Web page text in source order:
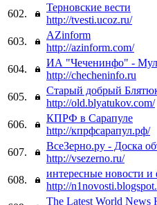
602.
Терновские вести
http://tvesti.ucoz.ru/
603.
AZinform
http://azinform.com/
604.
ИА "Чеченинфо" -
http://checheninfo.ru
605.
Старый добрый
http://old.blyatukov.com/
606.
КПРФ в Сарапуле
http://кпрфсарапул.рф/
607.
ВсеЗерно.ру - Доска
http://vsezerno.ru/
608.
интересные новости и
http://
The Latest World News